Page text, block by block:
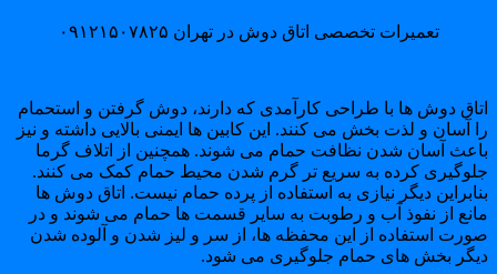
تعمیرات تخصصی اتاق دوش در تهران ۰۹۱۲۱۵۰۷۸۲۵
دوش ها با طراحی کارآمدی که دارند، دوش گرفتن و استحمام
آسان و لذت بخش می کنند. این کابین ها ایمنی بالایی داشته و نیز
آسان شدن نظافت حمام می شوند. همچنین از اتلاف گرما
کرده به سریع تر گرم شدن محیط حمام کمک می کنند.
دیگر نیازی به استفاده از پرده حمام نیست. اتاق دوش ها
از نفوذ آب و رطوبت به سایر قسمت ها حمام می شوند و در
استفاده از این محفظه ها، از سر و لیز شدن و آلوده شدن
بخش های حمام جلوگیری می شود.